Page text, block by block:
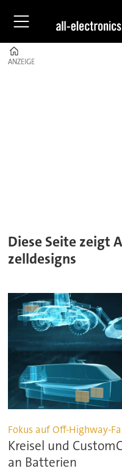
ANZEIGE
ANZEIGE
Diese Seite zeigt
zelldesigns
Fokus auf Off-Highway-
Kreisel und
an Batterien